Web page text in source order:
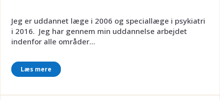
Jeg er uddannet læge i 2006 og speciallæge i psykiatri
i 2016. Jeg har gennem min uddannelse arbejdet
indenfor alle områder...
Læs mere